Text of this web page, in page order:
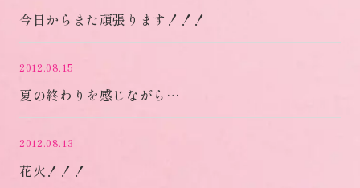
今日からまた頑張ります！！！
2012.08.15
夏の終わりを感じながら…
2012.08.13
花火！！！